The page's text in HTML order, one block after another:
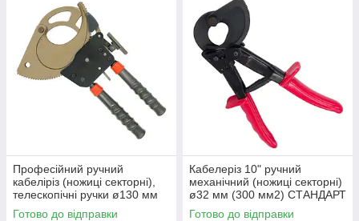
Професійний ручний
кабеліріз (ножиці секторні),
телескопічні ручки ø130 мм
СТАНДАРТ JRCT0130
Готово до відправки
Кабелеріз 10" ручний
механічний (ножиці секторні)
ø32 мм (300 мм2) СТАНДАРТ
JRCT0035
Готово до відправки